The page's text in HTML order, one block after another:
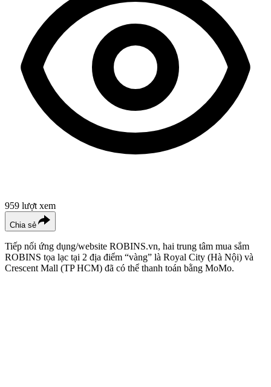
959 lượt xem
Chia sẻ
Tiếp nối ứng dụng/website ROBINS.vn, hai trung tâm mua sắm
ROBINS tọa lạc tại 2 địa điểm “vàng” là Royal City (Hà Nội) và
Crescent Mall (TP HCM) đã có thể thanh toán bằng MoMo.